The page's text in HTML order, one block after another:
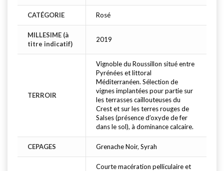
CATÉGORIE Rosé
MILLESIME (à
titre indicatif)
2019
TERROIR
Vignoble du Roussillon situé entre
Pyrénées et littoral
Méditerranéen. Sélection de
vignes implantées pour partie sur
les terrasses caillouteuses du
Crest et sur les terres rouges de
Salses (présence d’oxyde de fer
dans le sol), à dominance calcaire.
CEPAGES Grenache Noir, Syrah
Courte macération pelliculaire et